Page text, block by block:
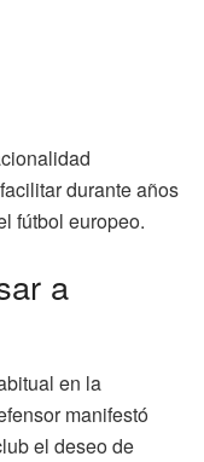
durante años
fútbol europeo.
a
en la
manifestó
el deseo de